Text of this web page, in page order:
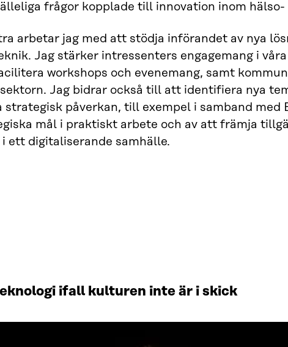
frågor kopplade till innovation inom hälso-
arbetar jag med att stödja införandet av nya
Jag stärker intressenters engagemang i
workshops och evenemang, samt
Jag bidrar också till att identifiera nya
strategisk påverkan, till exempel i samband med
mål i praktiskt arbete och av att främja
i ett digitaliserande samhälle.
ifall kulturen inte är i skick